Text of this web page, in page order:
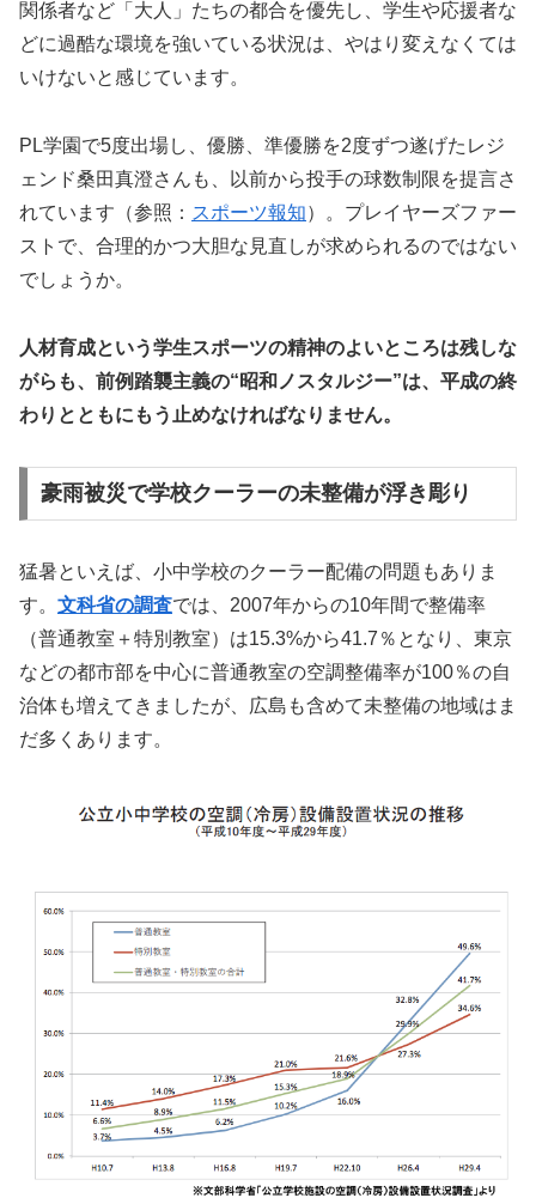
関係者など「大人」たちの都合を優先し、学生や応援者な
どに過酷な環境を強いている状況は、やはり変えなくては
いけないと感じています。
PL学園で5度出場し、優勝、準優勝を2度ずつ遂げたレジ
ェンド桑田真澄さんも、以前から投手の球数制限を提言さ
れています（参照： スポーツ報知）。プレイヤーズファー
ストで、合理的かつ大胆な見直しが求められるのではない
でしょうか。
人材育成という学生スポーツの精神のよいところは残しな
がらも、前例踏襲主義の“昭和ノスタルジー”は、平成の終
わりとともにもう止めなければなりません。
豪雨被災で学校クーラーの未整備が浮き彫り
猛暑といえば、小中学校のクーラー配備の問題もありま
す。 文科省の調査では、2007年からの10年間で整備率
（普通教室＋特別教室）は15.3%から41.7％となり、東京
などの都市部を中心に普通教室の空調整備率が100％の自
治体も増えてきましたが、広島も含めて未整備の地域はま
だ多くあります。